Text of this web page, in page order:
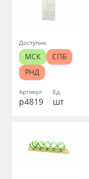
Артикул
р4819
Ед.
шт
Доступно
МСК
СПБ
РНД